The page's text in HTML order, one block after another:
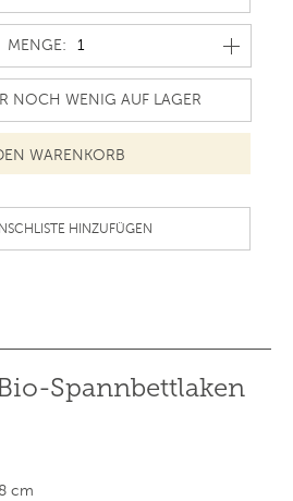
MENGE: MENGE
NOCH WENIG AUF LAGER
HINZUFÜGEN
Spannbettlaken
cm